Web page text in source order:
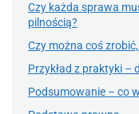
Czy każda sprawa
pilnością?
Czy można coś
Przykład z praktyki –
Podsumowanie – co